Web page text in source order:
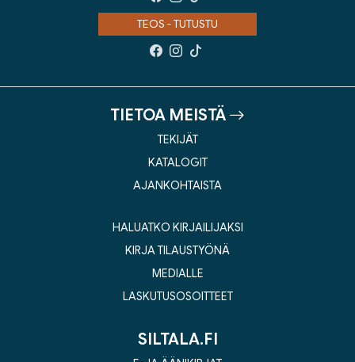
TEOS - TUTUSTU
TIETOA MEISTÄ
TEKIJÄT
KATALOGIT
AJANKOHTAISTA
HALUATKO KIRJAILIJAKSI
KIRJA TILAUSTYÖNÄ
MEDIALLE
LASKUTUSOSOITTEET
SILTALA.FI